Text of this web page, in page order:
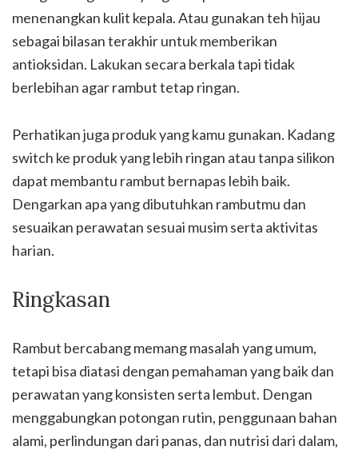
menenangkan kulit kepala. Atau gunakan teh hijau
sebagai bilasan terakhir untuk memberikan
antioksidan. Lakukan secara berkala tapi tidak
berlebihan agar rambut tetap ringan.
Perhatikan juga produk yang kamu gunakan. Kadang
switch ke produk yang lebih ringan atau tanpa silikon
dapat membantu rambut bernapas lebih baik.
Dengarkan apa yang dibutuhkan rambutmu dan
sesuaikan perawatan sesuai musim serta aktivitas
harian.
Ringkasan
Rambut bercabang memang masalah yang umum,
tetapi bisa diatasi dengan pemahaman yang baik dan
perawatan yang konsisten serta lembut. Dengan
menggabungkan potongan rutin, penggunaan bahan
alami, perlindungan dari panas, dan nutrisi dari dalam,